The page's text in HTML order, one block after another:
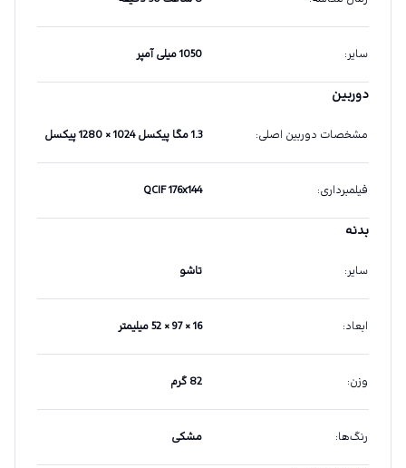
سایر: 1050 میلی آمپر
دوربین
مشخصات دوربین اصلی: 1.3 مگا پیکسل 1024 × 1280 پیکسل
فیلمبرداری:
QCIF 176x144
بدنه
سایر: تاشو
ابعاد: 16 × 97 × 52 میلیمتر
وزن: 82 گرم
رنگ‌ها: مشکی